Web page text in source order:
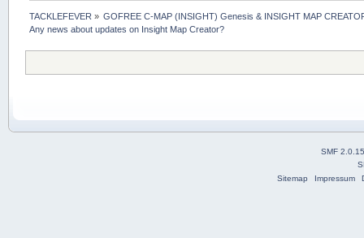
TACKLEFEVER » GOFREE C-MAP (INSIGHT) Genesis & INSIGHT MAP
Any news about updates on Insight Map Creator?
SMF 2.0.15
Sitemap
Impressum